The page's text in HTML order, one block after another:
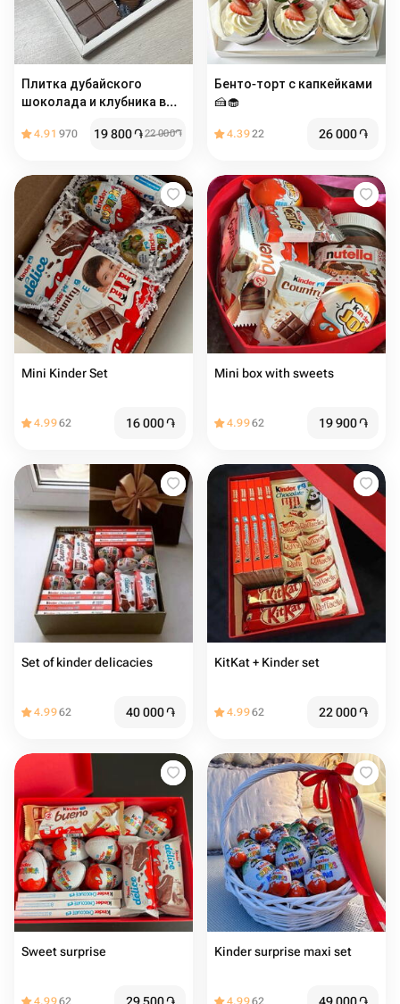
Плитка дубайского
шоколада и клубника в
4.91 970 19 800֏22 000֏
Бенто-торт с капкейками
🍰🧁
4.3922 26 000֏
Mini Kinder Set
4.9962 16 000֏
Mini box with sweets
4.9962 19 900֏
Set of kinder delicacies
4.9962 40 000֏
KitKat + Kinder set
4.9962 22 000֏
Sweet surprise
4.9962
Kinder surprise maxi set
4.9962